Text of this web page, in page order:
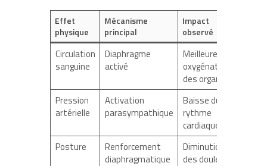
Effet
physique
Mécanisme
principal
Impact
observé
Circulation
sanguine
Diaphragme
activé
Meilleure
oxygénation
des organes
Pression
artérielle
Activation
parasympathique
Baisse du
rythme
cardiaque
Posture
Renforcement
diaphragmatique
Diminution
des douleurs